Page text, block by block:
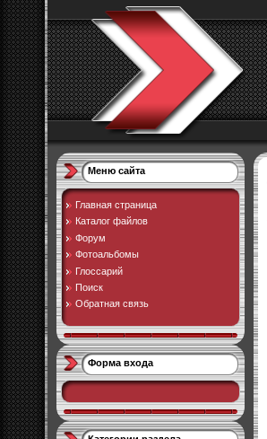
Меню сайта
Главная страница
Каталог файлов
Форум
Фотоальбомы
Глоссарий
Поиск
Обратная связь
Форма входа